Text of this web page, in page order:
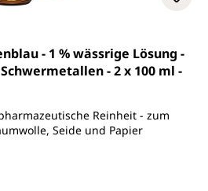
von 4.9 von 5 Sternen
- 1 % wässrige Lösung -
- 2 x 100 ml -
Reinheit - zum
Seide und Papier